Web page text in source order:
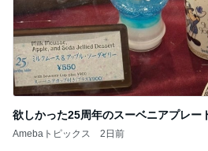
欲しかった25周年のスーベニアプレート
Amebaトピックス 2日前